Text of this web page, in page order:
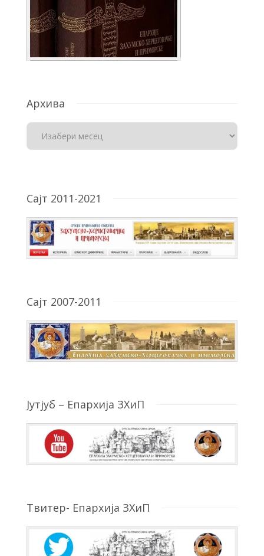
Архива
Сајт 2011-2021
Сајт 2007-2011
Јутјуб – Епархија ЗХиП
Твитер- Епархија ЗХиП